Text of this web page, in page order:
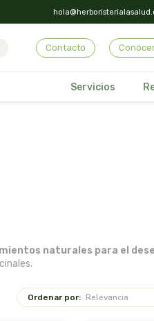
Contacto
Servicios
naturales para el
Ordenar por: